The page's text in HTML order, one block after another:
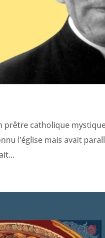
prêtre catholique
l’église mais avait